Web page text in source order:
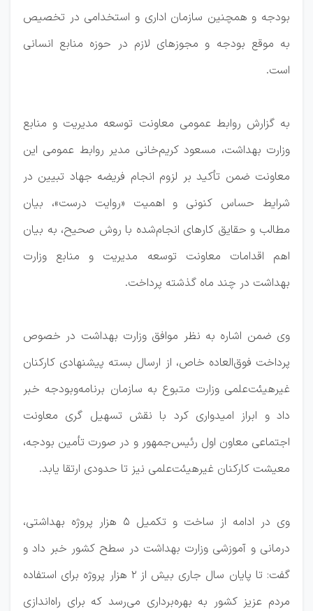
بودجه و همچنین سازمان اداری و استخدامی در تخصیص
به موقع بودجه و مجوزهای لازم در حوزه منابع انسانی
است.
به گزارش روابط عمومی معاونت توسعه مدیریت و منابع
وزارت بهداشت، مسعود کریم‌خانی مدیر روابط عمومی این
معاونت ضمن تأکید بر لزوم انجام فریضه جهاد تبیین در
شرایط حساس کنونی و اهمیت «روایت درست»، بیان
مطالب و حقایق کارهای انجام‌شده با روش صحیح، به بیان
اهم اقدامات معاونت توسعه مدیریت و منابع وزارت
بهداشت در چند ماه گذشته پرداخت.
وی ضمن اشاره به نظر موافق وزارت بهداشت در خصوص
پرداخت فوق‌العاده خاص، از ارسال بسته پیشنهادی کارکنان
غیرهیئت‌علمی وزارت متبوع به سازمان برنامه‌وبودجه خبر
داد و ابراز امیدواری کرد با نقش تسهیل گری معاونت
اجتماعی معاون اول رئیس‌جمهور و در صورت تأمین بودجه،
معیشت کارکنان غیرهیئت‌علمی نیز تا حدودی ارتقا یابد.
وی در ادامه از ساخت و تکمیل ۵ هزار پروژه بهداشتی،
درمانی و آموزشی وزارت بهداشت در سطح کشور خبر داد و
گفت: تا پایان سال جاری بیش از ۲ هزار پروژه برای استفاده
مردم عزیز کشور به بهره‌برداری می‌رسد که برای راه‌اندازی